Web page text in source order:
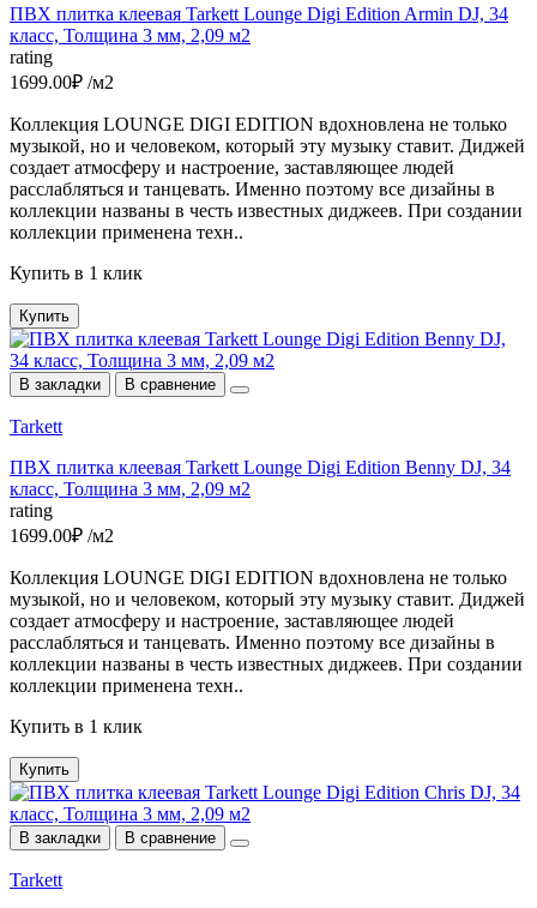
ПВХ плитка клеевая Tarkett Lounge Digi Edition Armin DJ, 34
класс, Толщина 3 мм, 2,09 м2
rating
1699.00₽ /м2
Коллекция LOUNGE DIGI EDITION вдохновлена не только
музыкой, но и человеком, который эту музыку ставит. Диджей
создает атмосферу и настроение, заставляющее людей
расслабляться и танцевать. Именно поэтому все дизайны в
коллекции названы в честь известных диджеев. При создании
коллекции применена техн..
Купить в 1 клик
Купить
В закладки В сравнение
Tarkett
ПВХ плитка клеевая Tarkett Lounge Digi Edition Benny DJ, 34
класс, Толщина 3 мм, 2,09 м2
rating
1699.00₽ /м2
Коллекция LOUNGE DIGI EDITION вдохновлена не только
музыкой, но и человеком, который эту музыку ставит. Диджей
создает атмосферу и настроение, заставляющее людей
расслабляться и танцевать. Именно поэтому все дизайны в
коллекции названы в честь известных диджеев. При создании
коллекции применена техн..
Купить в 1 клик
Купить
В закладки В сравнение
Tarkett